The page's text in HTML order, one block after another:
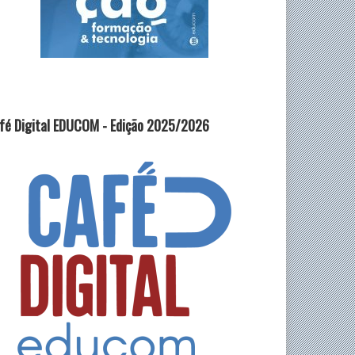
Digital EDUCOM - Edição 2025/2026